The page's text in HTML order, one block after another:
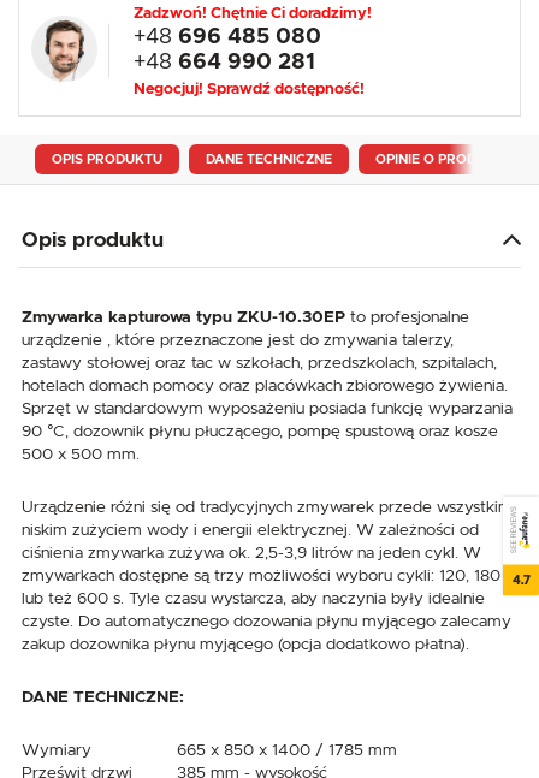
Zadzwoń! Chętnie Ci doradzimy!
+48 696 485 080
+48 664 990 281
Negocjuj! Sprawdź dostępność!
OPIS PRODUKTU DANE TECHNICZNE OPINIE O PRODUKCIE
Opis produktu
Zmywarka kapturowa typu ZKU-10.30EP to profesjonalne
urządzenie , które przeznaczone jest do zmywania talerzy,
zastawy stołowej oraz tac w szkołach, przedszkolach, szpitalach,
hotelach domach pomocy oraz placówkach zbiorowego żywienia.
Sprzęt w standardowym wyposażeniu posiada funkcję wyparzania
90 °C, dozownik płynu płuczącego, pompę spustową oraz kosze
500 x 500 mm.
Urządzenie różni się od tradycyjnych zmywarek przede wszystkim
niskim zużyciem wody i energii elektrycznej. W zależności od
ciśnienia zmywarka zużywa ok. 2,5-3,9 litrów na jeden cykl. W
zmywarkach dostępne są trzy możliwości wyboru cykli: 120, 180
lub też 600 s. Tyle czasu wystarcza, aby naczynia były idealnie
czyste. Do automatycznego dozowania płynu myjącego zalecamy
zakup dozownika płynu myjącego (opcja dodatkowo płatna).
DANE TECHNICZNE:
Wymiary
665 x 850 x 1400 / 1785 mm
Prześwit drzwi
385 mm - wysokość
SEE REVIEWS
4.7